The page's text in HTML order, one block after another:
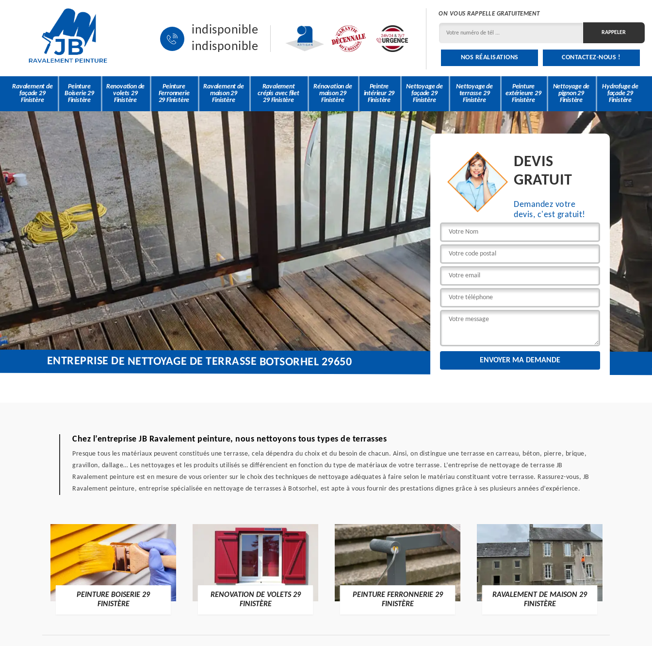
indisponible
indisponible
ON VOUS RAPPELLE GRATUITEMENT
NOS RÉALISATIONS CONTACTEZ-NOUS !
Ravalement de
façade 29
Finistère
Peinture
Boiserie 29
Finistère
Renovation de
volets 29
Finistère
Peinture
Ferronnerie
29 Finistère
Ravalement de
maison 29
Finistère
Ravalement
crépis avec filet
29 Finistère
Rénovation de
maison 29
Finistère
Peintre
intérieur 29
Finistère
Nettoyage de
façade 29
Finistère
Nettoyage de
terrasse 29
Finistère
Peinture
extérieure 29
Finistère
Nettoyage de
pignon 29
Finistère
Hydrofuge de
façade 29
Finistère
DEVIS
GRATUIT
Demandez votre
devis, c'est gratuit!
ENTREPRISE DE NETTOYAGE DE TERRASSE BOTSORHEL 29650
Chez l’entreprise JB Ravalement peinture, nous nettoyons tous types de terrasses
Presque tous les matériaux peuvent constitués une terrasse, cela dépendra du choix et du besoin de chacun. Ainsi, on distingue une terrasse en carreau, béton, pierre, brique,
gravillon, dallage… Les nettoyages et les produits utilisés se différencient en fonction du type de matériaux de votre terrasse. L’entreprise de nettoyage de terrasse JB
Ravalement peinture est en mesure de vous orienter sur le choix des techniques de nettoyage adéquates à faire selon le matériau constituant votre terrasse. Rassurez-vous, JB
Ravalement peinture, entreprise spécialisée en nettoyage de terrasses à Botsorhel, est apte à vous fournir des prestations dignes grâce à ses plusieurs années d’expérience.
PEINTURE BOISERIE 29
FINISTÈRE
RENOVATION DE VOLETS 29
FINISTÈRE
PEINTURE FERRONNERIE 29
FINISTÈRE
RAVALEMENT DE MAISON 29
FINISTÈRE